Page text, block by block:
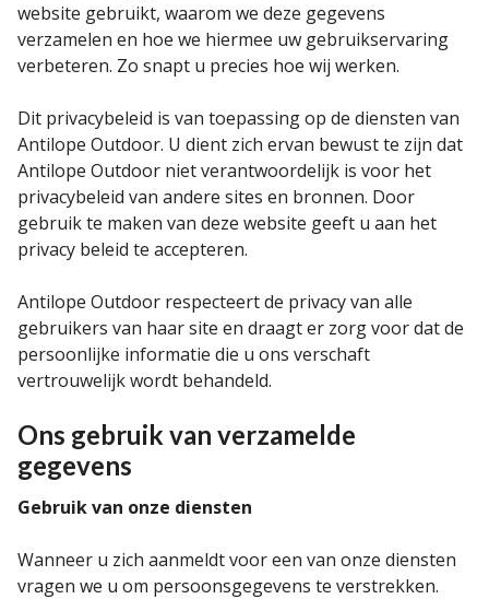
website gebruikt, waarom we deze gegevens
verzamelen en hoe we hiermee uw gebruikservaring
verbeteren. Zo snapt u precies hoe wij werken.
Dit privacybeleid is van toepassing op de diensten van
Antilope Outdoor. U dient zich ervan bewust te zijn dat
Antilope Outdoor niet verantwoordelijk is voor het
privacybeleid van andere sites en bronnen. Door
gebruik te maken van deze website geeft u aan het
privacy beleid te accepteren.
Antilope Outdoor respecteert de privacy van alle
gebruikers van haar site en draagt er zorg voor dat de
persoonlijke informatie die u ons verschaft
vertrouwelijk wordt behandeld.
Ons gebruik van verzamelde
gegevens
Gebruik van onze diensten
Wanneer u zich aanmeldt voor een van onze diensten
vragen we u om persoonsgegevens te verstrekken.